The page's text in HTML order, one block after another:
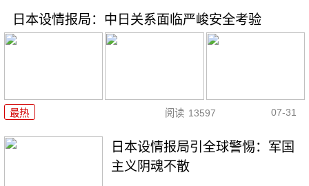
日本设情报局：中日关系面临严峻安全考验
最热 阅读 13597 07-31
日本设情报局引全球警惕：军国
主义阴魂不散